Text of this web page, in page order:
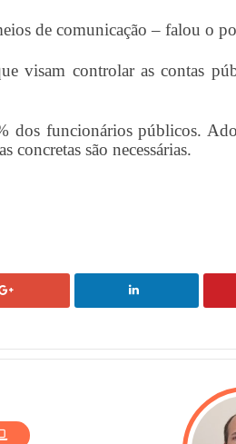
de comunicação – falou o
visam controlar as contas
dos funcionários públicos.
concretas são necessárias.